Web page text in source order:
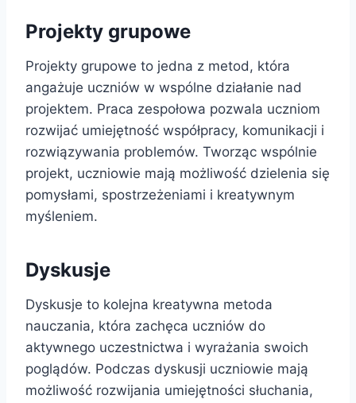
Projekty grupowe
Projekty grupowe to jedna z metod, która
angażuje uczniów w wspólne działanie nad
projektem. Praca zespołowa pozwala uczniom
rozwijać umiejętność współpracy, komunikacji i
rozwiązywania problemów. Tworząc wspólnie
projekt, uczniowie mają możliwość dzielenia się
pomysłami, spostrzeżeniami i kreatywnym
myśleniem.
Dyskusje
Dyskusje to kolejna kreatywna metoda
nauczania, która zachęca uczniów do
aktywnego uczestnictwa i wyrażania swoich
poglądów. Podczas dyskusji uczniowie mają
możliwość rozwijania umiejętności słuchania,